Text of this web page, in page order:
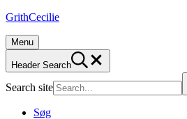
GrithCecilie
Menu
Header Search
Search site
Søg